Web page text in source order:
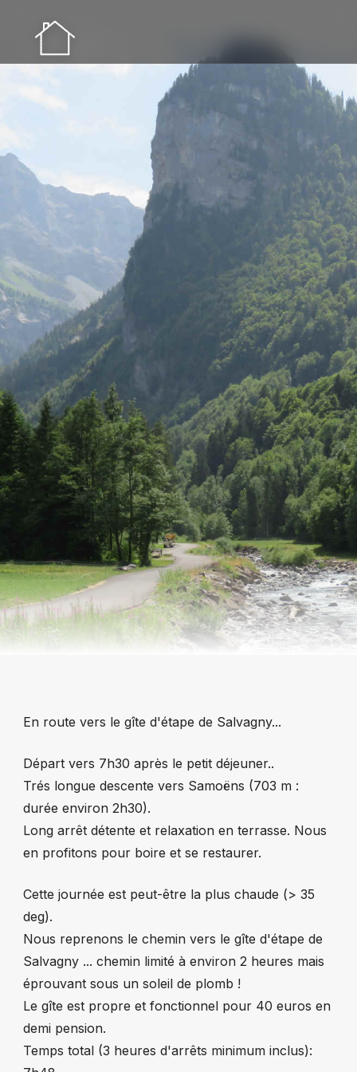
Étape 5
Golese - Salvagny
En route vers le gîte d'étape de Salvagny...
Départ vers 7h30 après le petit déjeuner..
Trés longue descente vers Samoëns (703 m :
durée environ 2h30).
Long arrêt détente et relaxation en terrasse. Nous
en profitons pour boire et se restaurer.
Cette journée est peut-être la plus chaude (> 35
deg).
Nous reprenons le chemin vers le gîte d'étape de
Salvagny ... chemin limité à environ 2 heures mais
éprouvant sous un soleil de plomb !
Le gîte est propre et fonctionnel pour 40 euros en
demi pension.
Temps total (3 heures d'arrêts minimum inclus):